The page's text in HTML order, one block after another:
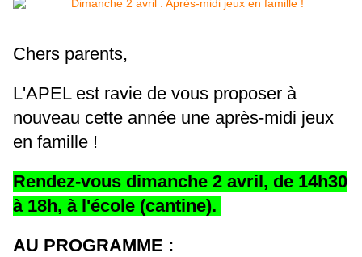
Chers parents,
L'APEL est ravie de vous proposer à
nouveau cette année une après-midi jeux
en famille !
Rendez-vous dimanche 2 avril, de 14h30
à 18h, à l'école (cantine).
AU PROGRAMME :